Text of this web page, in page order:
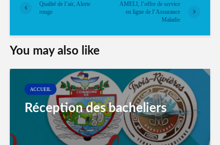
Qualité de l’air, Alerte
rouge
AMELI, l’offre de service
en ligne de l’Assurance
Maladie
You may also like
ACCUEIL
Réception des bacheliers